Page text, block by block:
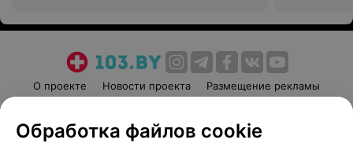
О проекте Новости проекта
Размещение рекламы
Пользовательское соглашение
Способы оплаты
Обработка файлов cookie